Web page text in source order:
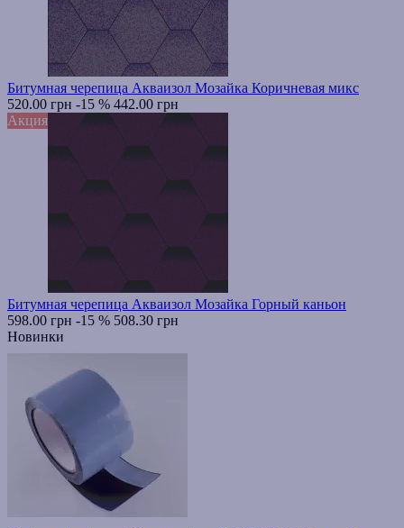
Битумная черепица Акваизол Мозайка Коричневая микс
520.00 грн -15 % 442.00 грн
Акция
Битумная черепица Акваизол Мозайка Горный каньон
598.00 грн -15 % 508.30 грн
Новинки